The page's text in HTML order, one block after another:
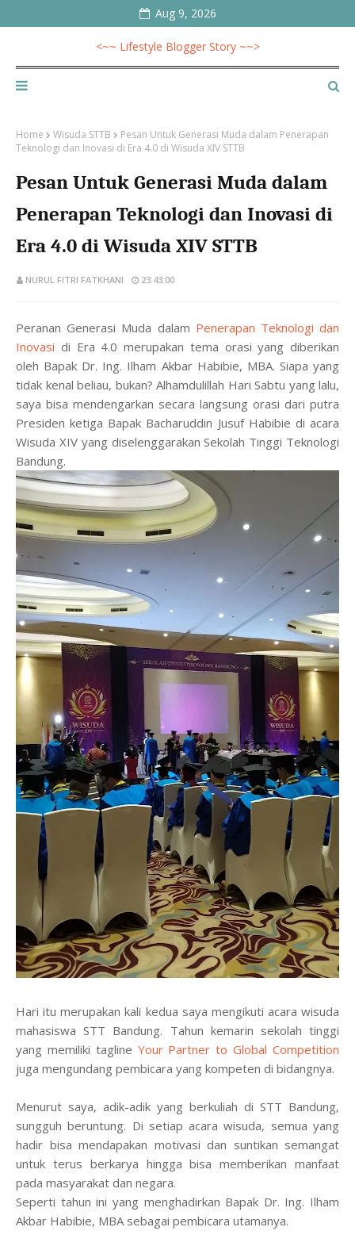
Aug 9, 2026
<~~ Lifestyle Blogger Story ~~>
Home Wisuda STTB
Pesan Untuk Generasi Muda dalam Penerapan
Teknologi dan Inovasi di Era 4.0 di Wisuda XIV STTB
Pesan Untuk Generasi Muda dalam
Penerapan Teknologi dan Inovasi di
Era 4.0 di Wisuda XIV STTB
NURUL FITRI FATKHANI 23:43:00
Peranan Generasi Muda dalam Penerapan Teknologi dan
Inovasi di Era 4.0 merupakan tema orasi yang diberikan
oleh Bapak Dr. Ing. Ilham Akbar Habibie, MBA. Siapa yang
tidak kenal beliau, bukan? Alhamdulillah Hari Sabtu yang lalu,
saya bisa mendengarkan secara langsung orasi dari putra
Presiden ketiga Bapak Bacharuddin Jusuf Habibie di acara
Wisuda XIV yang diselenggarakan Sekolah Tinggi Teknologi
Bandung.
Hari itu merupakan kali kedua saya mengikuti acara wisuda
mahasiswa STT Bandung. Tahun kemarin sekolah tinggi
yang memiliki tagline Your Partner to Global Competition
juga mengundang pembicara yang kompeten di bidangnya.
Menurut saya, adik-adik yang berkuliah di STT Bandung,
sungguh beruntung. Di setiap acara wisuda, semua yang
hadir bisa mendapakan motivasi dan suntikan semangat
untuk terus berkarya hingga bisa memberikan manfaat
pada masyarakat dan negara.
Seperti tahun ini yang menghadirkan Bapak Dr. Ing. Ilham
Akbar Habibie, MBA sebagai pembicara utamanya.